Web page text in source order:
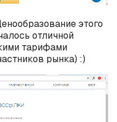
этого
отличной
тарифами
рынка) :)